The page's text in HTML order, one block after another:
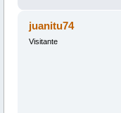
juanitu74
Visitante